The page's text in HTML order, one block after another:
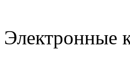
Электронные